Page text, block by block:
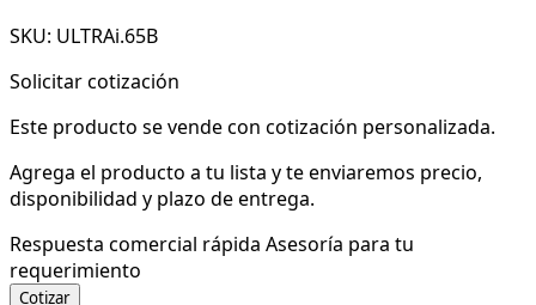
SKU: ULTRAi.65B
Solicitar cotización
Este producto se vende con cotización personalizada.
Agrega el producto a tu lista y te enviaremos precio,
disponibilidad y plazo de entrega.
Respuesta comercial rápida Asesoría para tu
requerimiento
Cotizar